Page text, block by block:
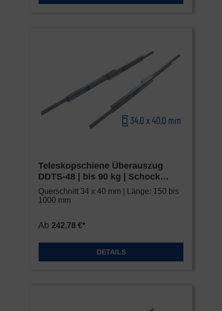
Teleskopschiene Überauszug
DDTS-48 | bis 90 kg | Schock
Metall HEAVY
Querschnitt 34 x 40 mm | Länge: 150 bis
1000 mm
Ab 242,78 €*
DETAILS